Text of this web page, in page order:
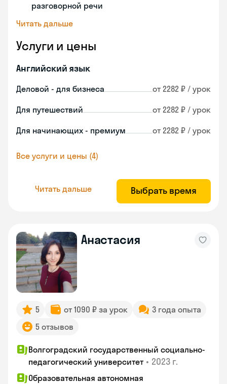
разговорной речи
Читать дальше
Услуги и цены
Английский язык
Деловой - для бизнеса от 2282 ₽ / урок
Для путешествий от 2282 ₽ / урок
Для начинающих - премиум от 2282 ₽ / урок
Все услуги и цены (4)
Читать дальше Выбрать время
Анастасия
5 от 1090 ₽ за урок
3 года опыта
5 отзывов
Волгоградский государственный социально-
педагогический университет • 2023 г.
Образовательная автономная